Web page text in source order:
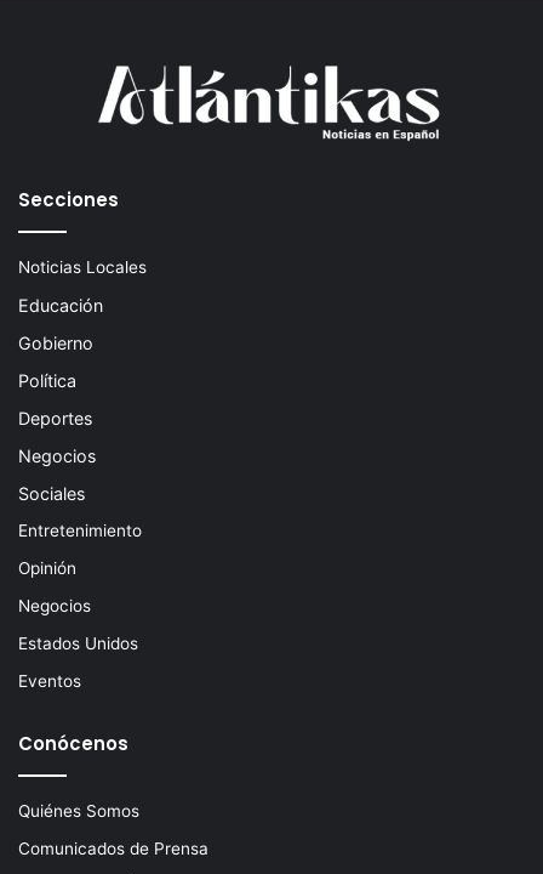
Secciones
Noticias Locales
Educación
Gobierno
Política
Deportes
Negocios
Sociales
Entretenimiento
Opinión
Negocios
Estados Unidos
Eventos
Conócenos
Quiénes Somos
Comunicados de Prensa